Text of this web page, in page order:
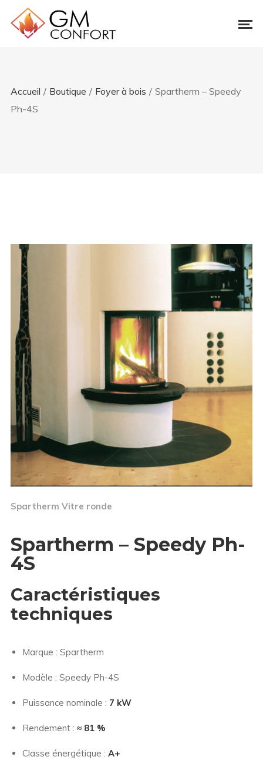
Accueil / Boutique / Foyer à bois / Spartherm – Speedy
Ph-4S
Spartherm Vitre ronde
Spartherm – Speedy Ph-
4S
Caractéristiques
techniques
Marque : Spartherm
Modèle : Speedy Ph-4S
Puissance nominale : 7 kW
Rendement : ≈ 81 %
Classe énergétique : A+